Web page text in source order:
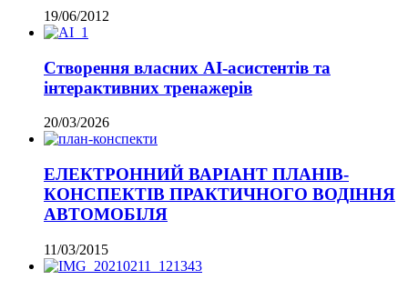
19/06/2012
Створення власних AI-асистентів та
інтерактивних тренажерів
20/03/2026
ЕЛЕКТРОННИЙ ВАРІАНТ ПЛАНІВ-
КОНСПЕКТІВ ПРАКТИЧНОГО ВОДІННЯ
АВТОМОБІЛЯ
11/03/2015